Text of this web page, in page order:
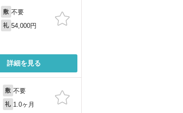
敷 不要
礼 54,000円
詳細を見る
敷 不要
礼 1.0ヶ月